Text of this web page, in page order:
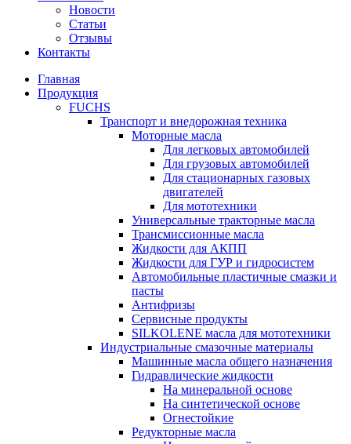
Новости
Статьи
Отзывы
Контакты
Главная
Продукция
FUCHS
Транспорт и внедорожная техника
Моторные масла
Для легковых автомобилей
Для грузовых автомобилей
Для стационарных газовых
двигателей
Для мототехники
Универсальные тракторные масла
Трансмиссионные масла
Жидкости для АКПП
Жидкости для ГУР и гидросистем
Автомобильные пластичные смазки и
пасты
Антифризы
Сервисные продукты
SILKOLENE масла для мототехники
Индустриальные смазочные материалы
Машинные масла общего назначения
Гидравлические жидкости
На минеральной основе
На синтетической основе
Огнестойкие
Редукторные масла